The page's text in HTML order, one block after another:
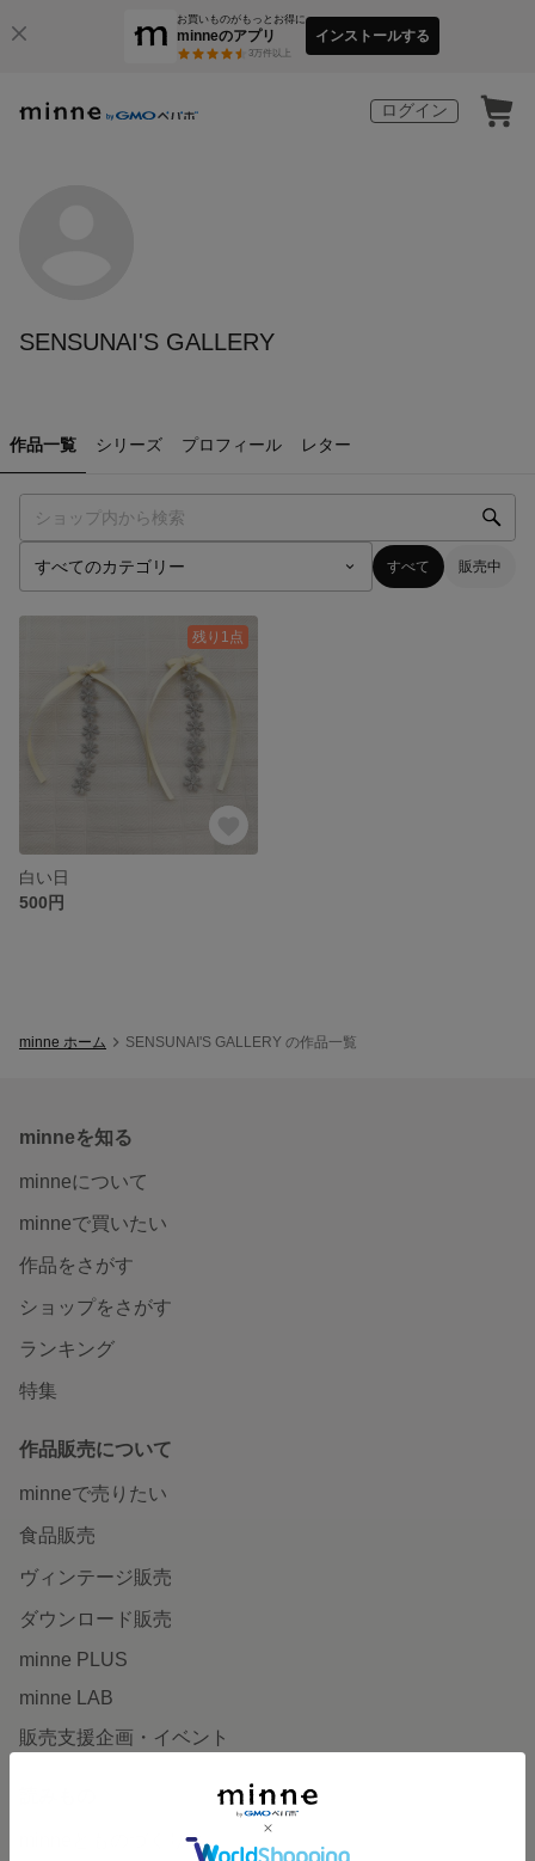
お買いものがもっとお得に
minneのアプリ
3万件以上
インストールする
ログイン
SENSUNAI'S GALLERY
作品一覧 シリーズ プロフィール レター
すべて 販売中
残り1点
白い日
500円
minne ホーム SENSUNAI'S GALLERY の作品一覧
minneを知る
minneについて
minneで買いたい
作品をさがす
ショップをさがす
ランキング
特集
作品販売について
minneで売りたい
食品販売
ヴィンテージ販売
ダウンロード販売
minne PLUS
minne LAB
販売支援企画・イベント
minneとものづくりと